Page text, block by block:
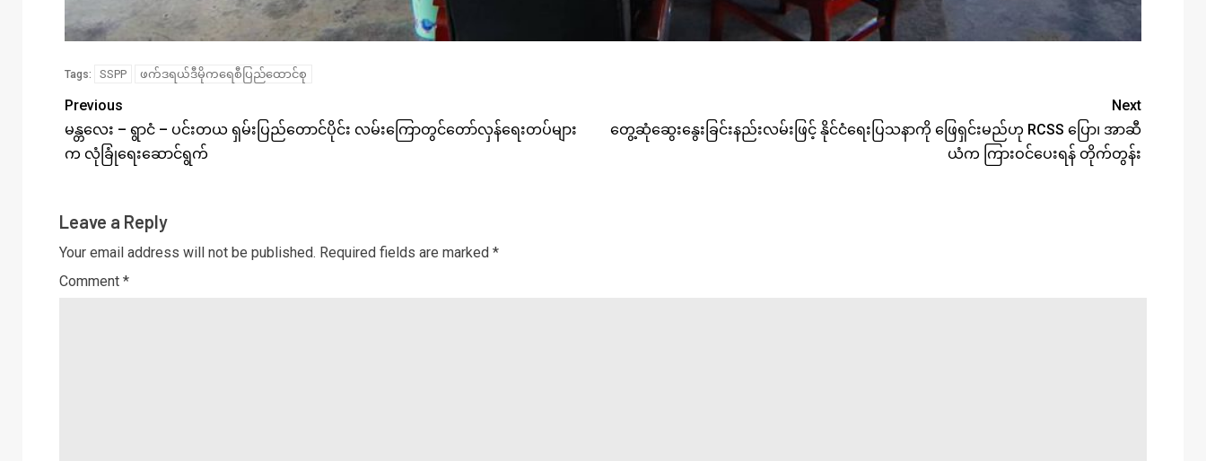
Tags: SSPP ဖက်ဒရယ်ဒီမိုကရေစီပြည်ထောင်စု
Previous
မန္တလေး – ရွာငံ – ပင်းတယ ရှမ်းပြည်တောင်ပိုင်း လမ်းကြောတွင်တော်လှန်ရေးတပ်များ
က လုံခြုံရေးဆောင်ရွက်
Next
တွေ့ဆုံဆွေးနွေးခြင်းနည်းလမ်းဖြင့် နိုင်ငံရေးပြသနာကို ဖြေရှင်းမည်ဟု RCSS ပြော၊ အာဆီ
ယံက ကြားဝင်ပေးရန် တိုက်တွန်း
Leave a Reply
Your email address will not be published. Required fields are marked *
Comment *